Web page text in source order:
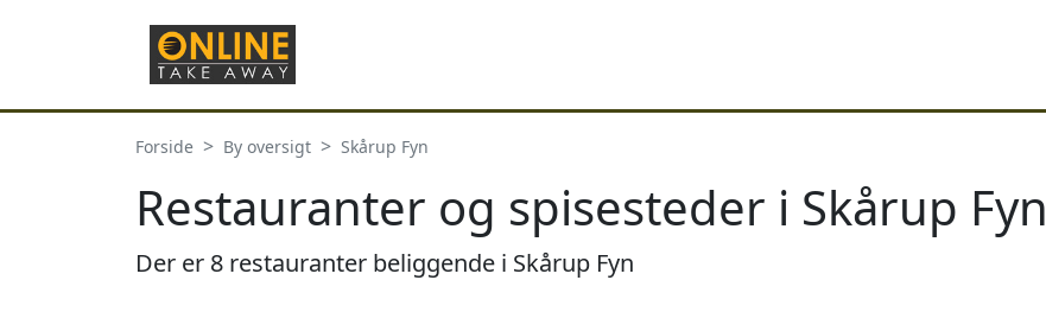
Forside By oversigt Skårup Fyn
Restauranter og spisesteder i Skårup Fyn
Der er 8 restauranter beliggende i Skårup Fyn